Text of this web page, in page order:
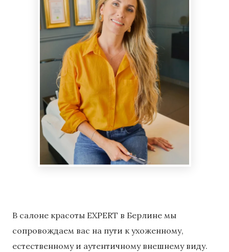
В салоне красоты EXPERT в Берлине мы
сопровождаем вас на пути к ухоженному,
естественному и аутентичному внешнему виду.